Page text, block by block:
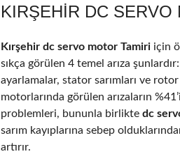
KIRŞEHIR DC
Kırşehir dc servo motor Tamiri için
sıkça görülen 4 temel arıza
ayarlamalar, stator sarımları ve
motorlarında görülen arızaların
problemleri, bununla birlikte dc
sarım kayıplarına sebep
artırır.